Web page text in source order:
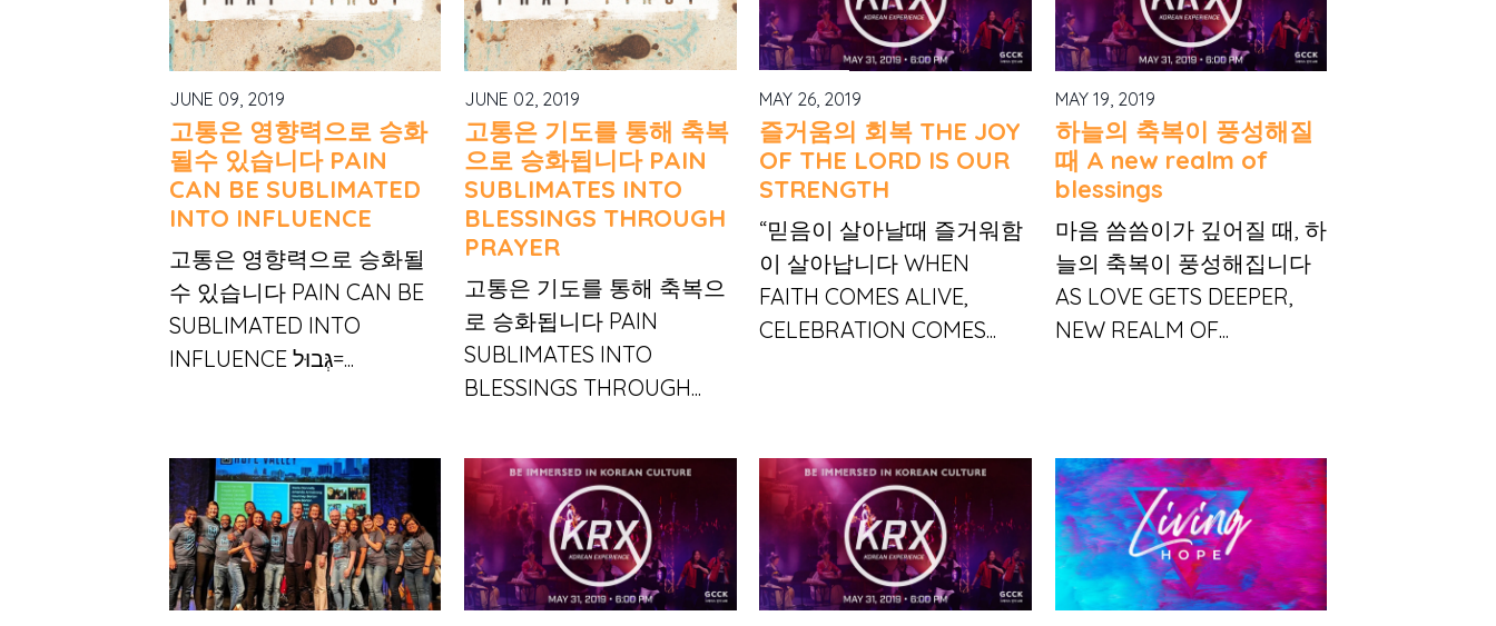
JUNE 09, 2019
고통은 영향력으로 승화
될수 있습니다 PAIN
CAN BE SUBLIMATED
INTO INFLUENCE
고통은 영향력으로 승화될
수 있습니다 PAIN CAN BE
SUBLIMATED INTO
INFLUENCE גְּבוּל=...
JUNE 02, 2019
고통은 기도를 통해 축복
으로 승화됩니다 PAIN
SUBLIMATES INTO
BLESSINGS THROUGH
PRAYER
고통은 기도를 통해 축복으
로 승화됩니다 PAIN
SUBLIMATES INTO
BLESSINGS THROUGH...
MAY 26, 2019
즐거움의 회복 THE JOY
OF THE LORD IS OUR
STRENGTH
“믿음이 살아날때 즐거워함
이 살아납니다 WHEN
FAITH COMES ALIVE,
CELEBRATION COMES...
MAY 19, 2019
하늘의 축복이 풍성해질
때 A new realm of
blessings
마음 씀씀이가 깊어질 때, 하
늘의 축복이 풍성해집니다
AS LOVE GETS DEEPER,
NEW REALM OF...